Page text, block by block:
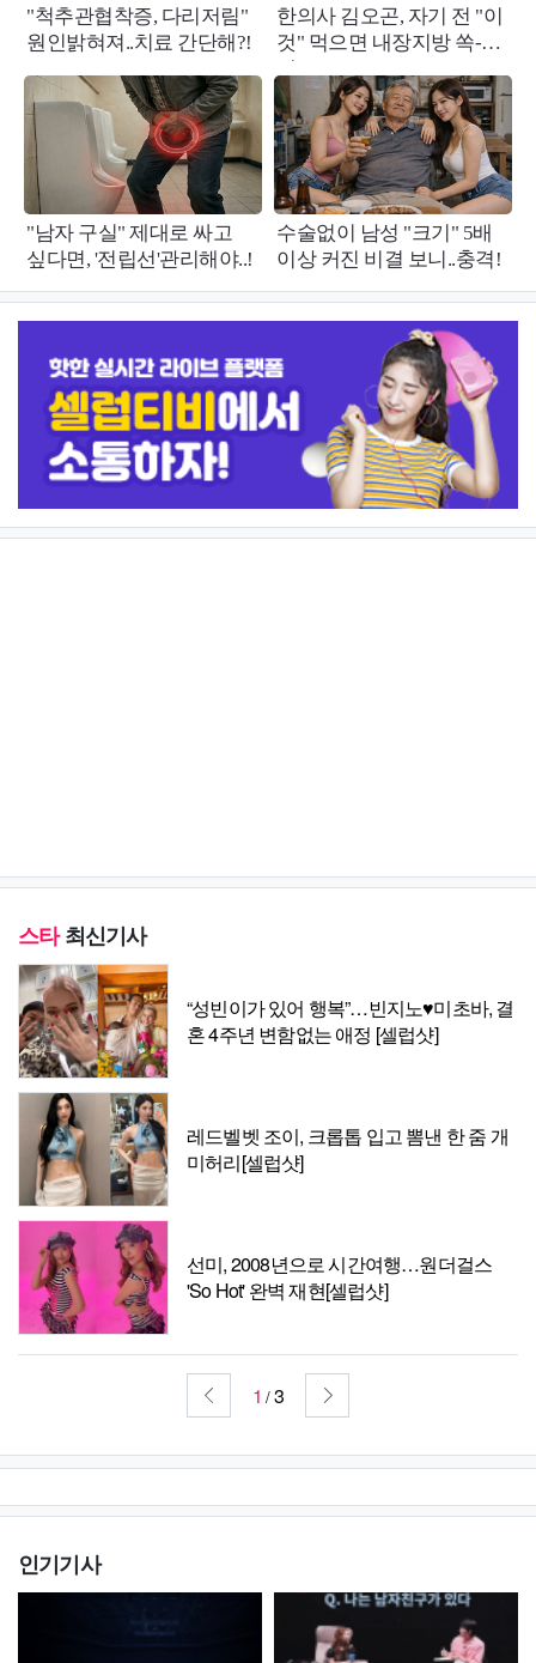
스타최신기사
“성빈이가 있어 행복”…빈지노♥미초바, 결
혼 4주년 변함없는 애정 [셀럽샷]
레드벨벳 조이, 크롭톱 입고 뽐낸 한 줌 개
미허리[셀럽샷]
선미, 2008년으로 시간여행…원더걸스
'So Hot' 완벽 재현[셀럽샷]
1 /3
인기기사